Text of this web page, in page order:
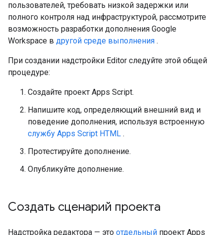
пользователей, требовать низкой задержки или
полного контроля над инфраструктурой, рассмотрите
возможность разработки дополнения Google
Workspace в другой среде выполнения .
При создании надстройки Editor следуйте этой общей
процедуре:
Создайте проект Apps Script.
Напишите код, определяющий внешний вид и
поведение дополнения, используя встроенную
службу Apps Script HTML .
Протестируйте дополнение.
Опубликуйте дополнение.
Создать сценарий проекта
Надстройка редактора — это отдельный проект Apps